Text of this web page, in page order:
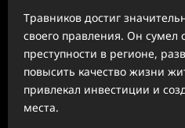
Травников достиг
своего правления. Он сумел
преступности в регионе,
повысить качество жизни
привлекал инвестиции и
места.